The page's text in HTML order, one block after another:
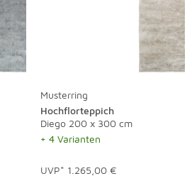
Musterring
Hochflorteppich
Diego 200 x 300 cm
+ 4 Varianten
UVP* 1.265,00 €